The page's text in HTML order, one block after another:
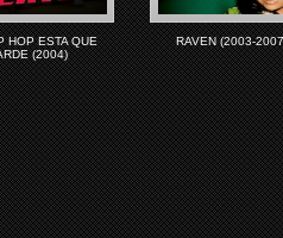
HOP ESTA QUE
(2004)
RAVEN (2003-